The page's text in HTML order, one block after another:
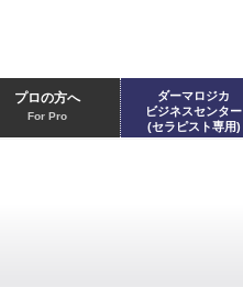
プロの方へ
For Pro
ダーマロジカ
ビジネスセンター
(セラピスト専用)